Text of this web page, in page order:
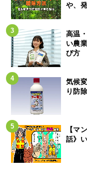
や、
高温
い農
び方
気候
り防
【マ
話》